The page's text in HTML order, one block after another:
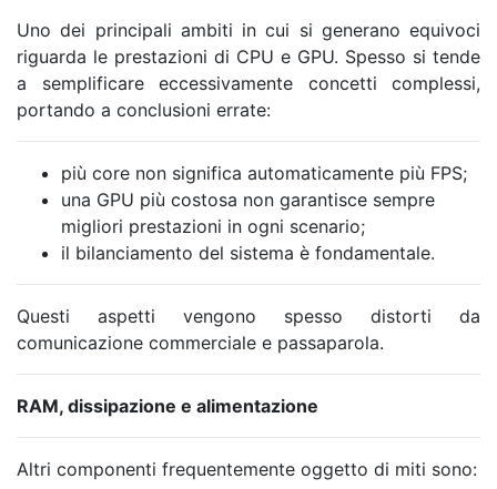
Uno dei principali ambiti in cui si generano equivoci
riguarda le prestazioni di CPU e GPU. Spesso si tende
a semplificare eccessivamente concetti complessi,
portando a conclusioni errate:
più core non significa automaticamente più FPS;
una GPU più costosa non garantisce sempre
migliori prestazioni in ogni scenario;
il bilanciamento del sistema è fondamentale.
Questi aspetti vengono spesso distorti da
comunicazione commerciale e passaparola.
RAM, dissipazione e alimentazione
Altri componenti frequentemente oggetto di miti sono: